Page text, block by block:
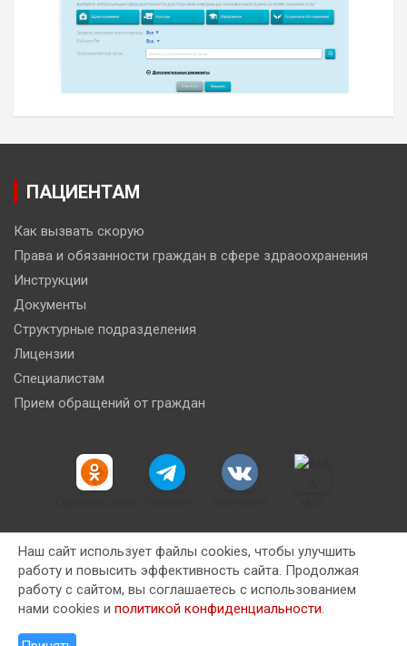
ПАЦИЕНТАМ
Как вызвать скорую
Права и обязанности граждан в сфере здраоохранения
Инструкции
Документы
Структурные подразделения
Лицензии
Специалистам
Прием обращений от граждан
Copyright © 2026Новокузнецкая клиническая станция
скорой медицинской помощи имени Ю.М. Янкина
Тема от:
Наш сайт использует файлы cookies, чтобы улучшить
работу и повысить эффективность сайта. Продолжая
работу с сайтом, вы соглашаетесь с использованием
нами cookies и политикой конфиденциальности.